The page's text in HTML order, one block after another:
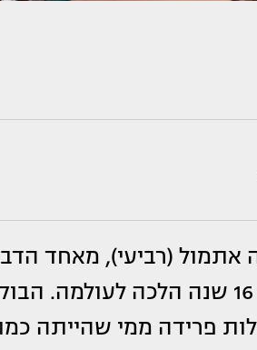
אתמול (רביעי), מאחד
שליוותה אותה 16 שנה הלכה
פרידה ממי שהייתה